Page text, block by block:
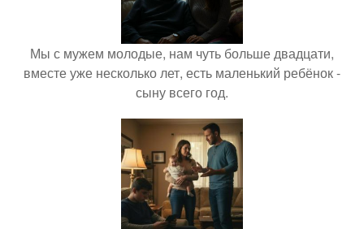
Мы с мужем молодые, нам чуть больше двадцати,
вместе уже несколько лет, есть маленький ребёнок -
сыну всего год.